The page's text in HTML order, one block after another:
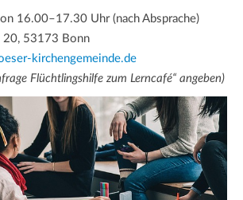
16.00–17.30 Uhr (nach Absprache)
20, 53173 Bonn
kirchengemeinde.de
Flüchtlingshilfe zum Lerncafé“ angeben)